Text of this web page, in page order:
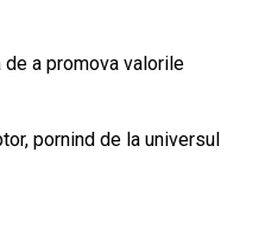
a promova valorile
pornind de la universul